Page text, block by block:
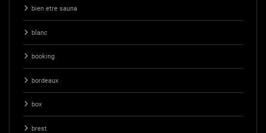
bien etre sauna
blanc
booking
bordeaux
box
brest